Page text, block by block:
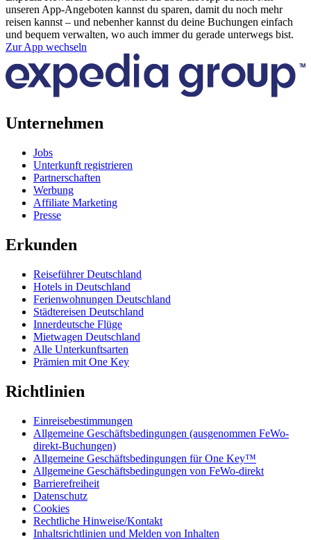
unseren App-Angeboten kannst du sparen, damit du noch mehr
reisen kannst – und nebenher kannst du deine Buchungen einfach
und bequem verwalten, wo auch immer du gerade unterwegs bist.
Zur App wechseln
Unternehmen
Jobs
Unterkunft registrieren
Partnerschaften
Werbung
Affiliate Marketing
Presse
Erkunden
Reiseführer Deutschland
Hotels in Deutschland
Ferienwohnungen Deutschland
Städtereisen Deutschland
Innerdeutsche Flüge
Mietwagen Deutschland
Alle Unterkunftsarten
Prämien mit One Key
Richtlinien
Einreisebestimmungen
Allgemeine Geschäftsbedingungen (ausgenommen FeWo-
direkt-Buchungen)
Allgemeine Geschäftsbedingungen für One Key™
Allgemeine Geschäftsbedingungen von FeWo-direkt
Barrierefreiheit
Datenschutz
Cookies
Rechtliche Hinweise/Kontakt
Inhaltsrichtlinien und Melden von Inhalten